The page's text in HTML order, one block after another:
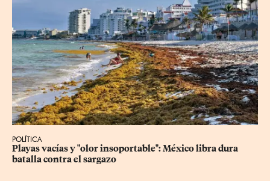
POLÍTICA
Playas vacías y "olor insoportable": México libra dura
batalla contra el sargazo